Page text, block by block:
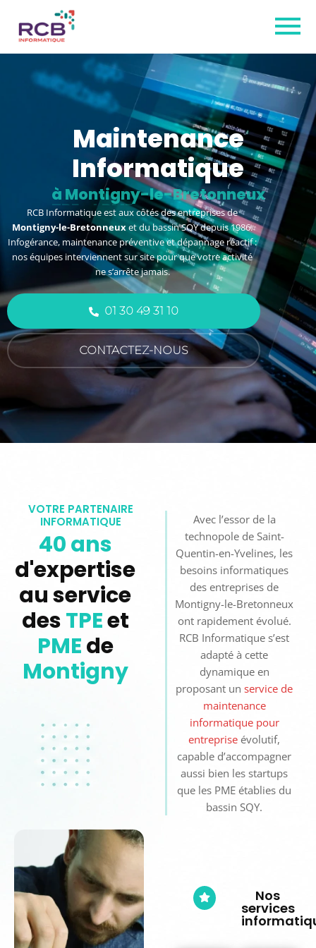
Maintenance
Informatique
à Montigny-le-Bretonneux
RCB Informatique est aux côtés des entreprises de
Montigny-le-Bretonneuxet du bassin SQY depuis 1986.
Infogérance, maintenance préventive et dépannage réactif :
nos équipes interviennent sur site pour que votre activité
ne s’arrête jamais.
01 30 49 31 10
CONTACTEZ-NOUS
VOTRE PARTENAIRE
INFORMATIQUE
40 ans
d'expertise
au service
desTPEet
PMEde
Montigny
Avec l’essor de la
technopole de Saint-
Quentin-en-Yvelines, les
besoins informatiques
des entreprises de
Montigny-le-Bretonneux
ont rapidement évolué.
RCB Informatique s’est
adapté à cette
dynamique en
proposant unservice de
maintenance
informatique pour
entreprise évolutif,
capable d’accompagner
aussi bien les startups
que les PME établies du
bassin SQY.
Nos
services